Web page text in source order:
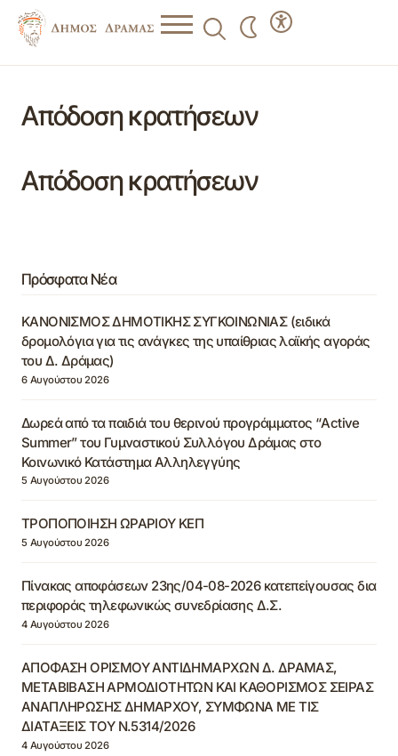
Απόδοση κρατήσεων
Απόδοση κρατήσεων
Πρόσφατα Νέα
ΚΑΝΟΝΙΣΜΟΣ ΔΗΜΟΤΙΚΗΣ ΣΥΓΚΟΙΝΩΝΙΑΣ (ειδικά
δρομολόγια για τις ανάγκες της υπαίθριας λαϊκής αγοράς
του Δ. Δράμας)
6 Αυγούστου 2026
Δωρεά από τα παιδιά του θερινού προγράμματος “Active
Summer” του Γυμναστικού Συλλόγου Δράμας στο
Κοινωνικό Κατάστημα Αλληλεγγύης
5 Αυγούστου 2026
ΤΡΟΠΟΠΟΙΗΣΗ ΩΡΑΡΙΟΥ ΚΕΠ
5 Αυγούστου 2026
Πίνακας αποφάσεων 23ης/04-08-2026 κατεπείγουσας δια
περιφοράς τηλεφωνικώς συνεδρίασης Δ.Σ.
4 Αυγούστου 2026
ΑΠΟΦΑΣΗ ΟΡΙΣΜΟΥ ΑΝΤΙΔΗΜΑΡΧΩΝ Δ. ΔΡΑΜΑΣ,
ΜΕΤΑΒΙΒΑΣΗ ΑΡΜΟΔΙΟΤΗΤΩΝ ΚΑΙ ΚΑΘΟΡΙΣΜΟΣ ΣΕΙΡΑΣ
ΑΝΑΠΛΗΡΩΣΗΣ ΔΗΜΑΡΧΟΥ, ΣΥΜΦΩΝΑ ΜΕ ΤΙΣ
ΔΙΑΤΑΞΕΙΣ ΤΟΥ Ν.5314/2026
4 Αυγούστου 2026